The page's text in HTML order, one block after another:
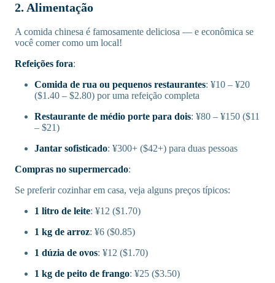
2. Alimentação
A comida chinesa é famosamente deliciosa — e econômica se
você comer como um local!
Refeições fora:
Comida de rua ou pequenos restaurantes: ¥10 – ¥20
($1.40 – $2.80) por uma refeição completa
Restaurante de médio porte para dois: ¥80 – ¥150 ($11
– $21)
Jantar sofisticado: ¥300+ ($42+) para duas pessoas
Compras no supermercado:
Se preferir cozinhar em casa, veja alguns preços típicos:
1 litro de leite: ¥12 ($1.70)
1 kg de arroz: ¥6 ($0.85)
1 dúzia de ovos: ¥12 ($1.70)
1 kg de peito de frango: ¥25 ($3.50)